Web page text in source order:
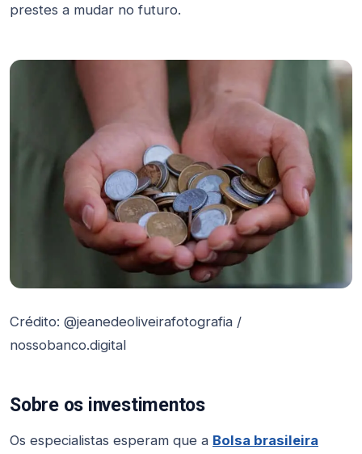
prestes a mudar no futuro.
Crédito: @jeanedeoliveirafotografia /
nossobanco.digital
Sobre os investimentos
Os especialistas esperam que a Bolsa brasileira